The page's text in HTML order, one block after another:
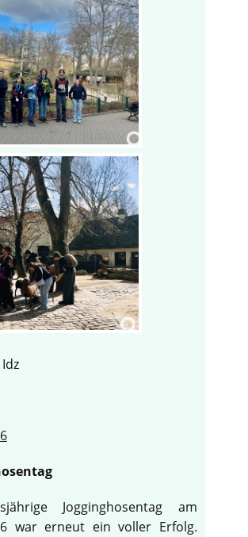
Jogginghosentag am
war erneut ein voller Erfolg.